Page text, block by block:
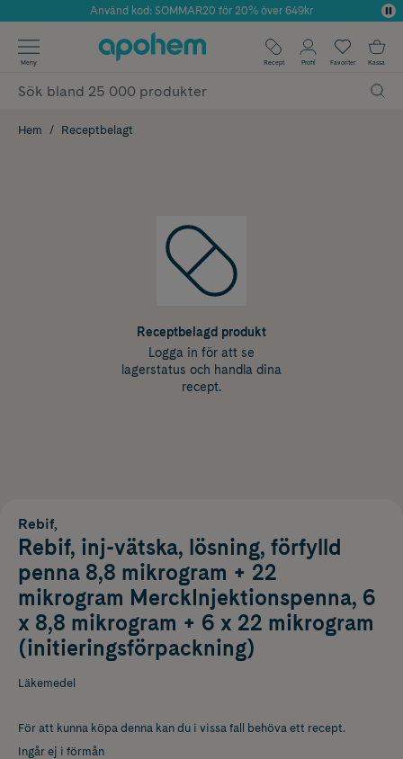
Årets Butik 2025 inom Skönhet
Använd kod: SOMMAR20 för 20% över 649kr
✓ Fri frakt
✓ Poäng på alla köp*
Meny Recept Profil Favoriter Kassa
Hem Receptbelagt
Receptbelagd produkt
Logga in för att se
lagerstatus och handla dina
recept.
Rebif,
Rebif, inj-vätska, lösning, förfylld
penna 8,8 mikrogram + 22
mikrogram MerckInjektionspenna, 6
x 8,8 mikrogram + 6 x 22 mikrogram
(initieringsförpackning)
Läkemedel
För att kunna köpa denna kan du i vissa fall behöva ett recept.
Ingår ej i förmån